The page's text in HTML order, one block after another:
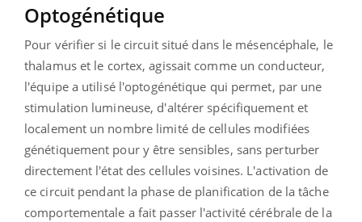
Optogénétique
Pour vérifier si le circuit situé dans le mésencéphale, le
thalamus et le cortex, agissait comme un conducteur,
l'équipe a utilisé l'optogénétique qui permet, par une
stimulation lumineuse, d'altérer spécifiquement et
localement un nombre limité de cellules modifiées
génétiquement pour y être sensibles, sans perturber
directement l'état des cellules voisines. L'activation de
ce circuit pendant la phase de planification de la tâche
comportementale a fait passer l'activité cérébrale de la